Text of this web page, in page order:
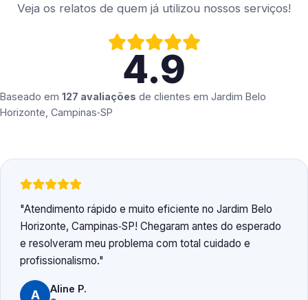
Veja os relatos de quem já utilizou nossos serviços!
4.9
Baseado em 127 avaliações de clientes em Jardim Belo
Horizonte, Campinas‑SP
Atendimento rápido e muito eficiente no Jardim Belo
Horizonte, Campinas‑SP! Chegaram antes do esperado
e resolveram meu problema com total cuidado e
profissionalismo.
A Aline P.